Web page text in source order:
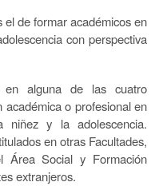
de formar académicos en
con perspectiva
en alguna de las cuatro
académica o profesional en
niñez y la adolescencia.
en otras Facultades,
Social y Formación
extranjeros.